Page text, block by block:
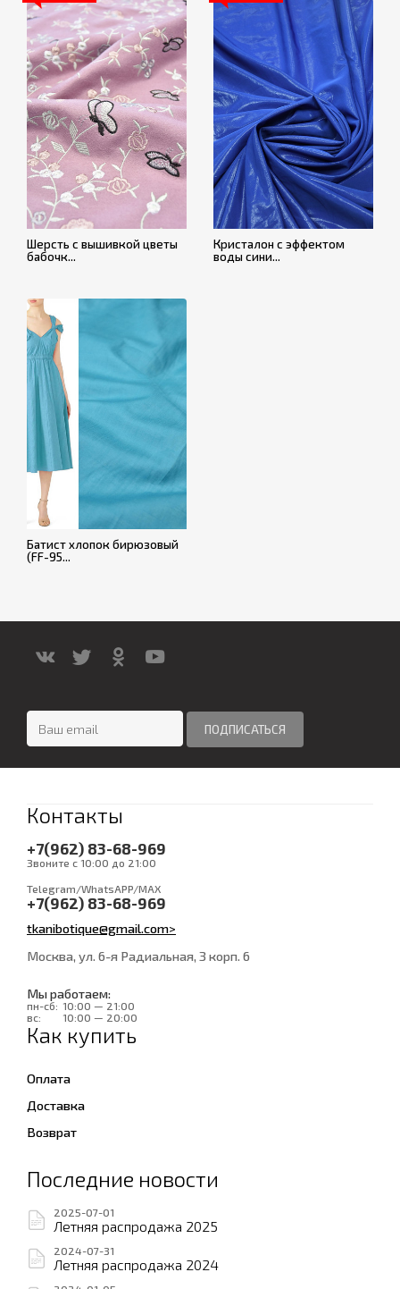
Шерсть с вышивкой цветы
бабочк...
Кристалон с эффектом
воды сини...
Батист хлопок бирюзовый
(FF-95...
Контакты
+7(962) 83-68-969
Звоните с 10:00 до 21:00
Telegram/WhatsAPP/MAX
+7(962) 83-68-969
tkanibotique@gmail.com>
Москва, ул. 6-я Радиальная, 3 корп. 6
Мы работаем:
пн-сб: 10:00 — 21:00
вс:
10:00 — 20:00
Как купить
Оплата
Доставка
Возврат
Последние новости
2025-07-01
Летняя распродажа 2025
2024-07-31
Летняя распродажа 2024